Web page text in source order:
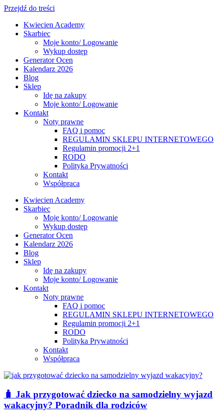
Przejdź do treści
Kwiecien Academy
Skarbiec
Moje konto/ Logowanie
Wykup dostęp
Generator Ocen
Kalendarz 2026
Blog
Sklep
Idę na zakupy
Moje konto/ Logowanie
Kontakt
Noty prawne
FAQ i pomoc
REGULAMIN SKLEPU INTERNETOWEGO
Regulamin promocji 2+1
RODO
Polityka Prywatności
Kontakt
Współpraca
Kwiecien Academy
Skarbiec
Moje konto/ Logowanie
Wykup dostęp
Generator Ocen
Kalendarz 2026
Blog
Sklep
Idę na zakupy
Moje konto/ Logowanie
Kontakt
Noty prawne
FAQ i pomoc
REGULAMIN SKLEPU INTERNETOWEGO
Regulamin promocji 2+1
RODO
Polityka Prywatności
Kontakt
Współpraca
🧳 Jak przygotować dziecko na samodzielny wyjazd
wakacyjny? Poradnik dla rodziców